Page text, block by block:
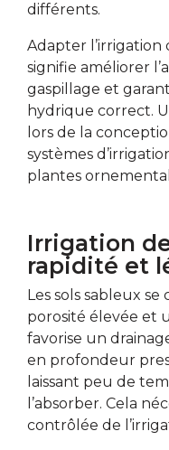
différents.
Adapter l’irrigation
signifie améliorer
gaspillage et
hydrique correct.
lors de la
systèmes
plantes
Irrigation
rapidité et
Les sols sableux
porosité élevée et
favorise un
en profondeur
laissant peu de
l’absorber. Cela
contrôlée de